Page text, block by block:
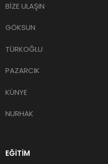
BİZE ULAŞIN
GÖKSUN
TÜRKOĞLU
PAZARCIK
KÜNYE
NURHAK
EĞİTİM